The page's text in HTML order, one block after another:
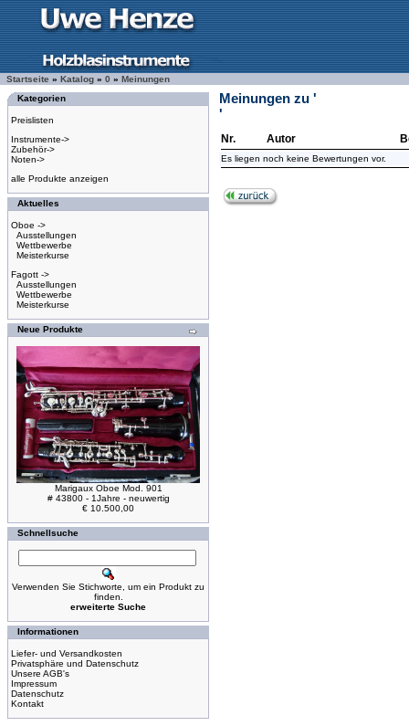
Startseite » Katalog » 0 » Meinungen
Kategorien
Preislisten
Instrumente->
Zubehör->
Noten->
alle Produkte anzeigen
Aktuelles
Oboe ->
Ausstellungen
Wettbewerbe
Meisterkurse
Fagott ->
Ausstellungen
Wettbewerbe
Meisterkurse
Neue Produkte
Marigaux Oboe Mod. 901
# 43800 - 1Jahre - neuwertig
€ 10.500,00
Schnellsuche
Verwenden Sie Stichworte, um ein Produkt zu
finden.
erweiterte Suche
Informationen
Liefer- und Versandkosten
Privatsphäre und Datenschutz
Unsere AGB's
Impressum
Datenschutz
Kontakt
Meinungen zu '
'
Nr. Autor
Es liegen noch keine Bewertungen vor.